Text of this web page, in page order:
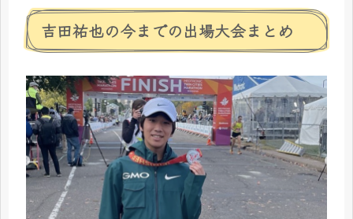
吉田祐也の今までの出場大会まとめ